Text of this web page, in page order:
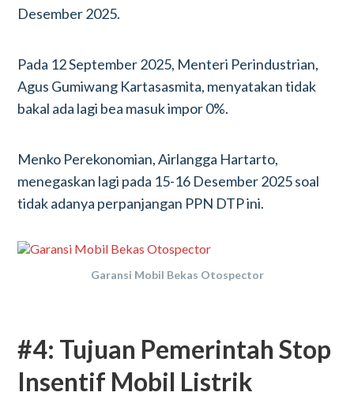
Desember 2025.
Pada 12 September 2025, Menteri Perindustrian,
Agus Gumiwang Kartasasmita, menyatakan tidak
bakal ada lagi bea masuk impor 0%.
Menko Perekonomian, Airlangga Hartarto,
menegaskan lagi pada 15-16 Desember 2025 soal
tidak adanya perpanjangan PPN DTP ini.
Garansi Mobil Bekas Otospector
#4: Tujuan Pemerintah Stop
Insentif Mobil Listrik